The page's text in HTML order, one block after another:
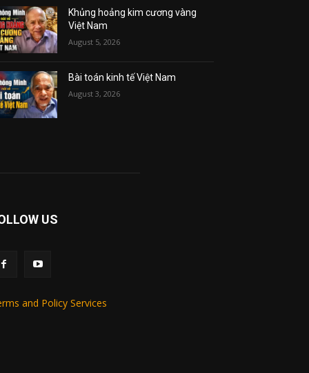
Khủng hoảng kim cương vàng
Việt Nam
August 5, 2026
Bài toán kinh tế Việt Nam
August 3, 2026
US
and Policy Services